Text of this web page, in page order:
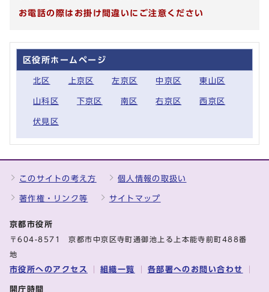
お電話の際はお掛け間違いにご注意ください
区役所ホームページ
北区 上京区 左京区 中京区 東山区
山科区 下京区 南区 右京区 西京区
伏見区
このサイトの考え方 個人情報の取扱い
著作権・リンク等 サイトマップ
京都市役所
〒604-8571 京都市中京区寺町通御池上る上本能寺前町488番
地
市役所へのアクセス 組織一覧 各部署へのお問い合わせ
開庁時間